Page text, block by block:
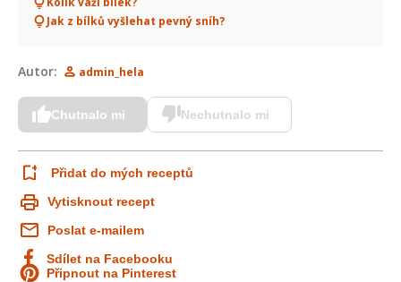
Jak z bílků vyšlehat pevný sníh?
Autor: admin_hela
Chutnalo mi Nechutnalo mi
Přidat do mých receptů
Vytisknout recept
Poslat e-mailem
Sdílet na Facebooku
Připnout na Pinterest